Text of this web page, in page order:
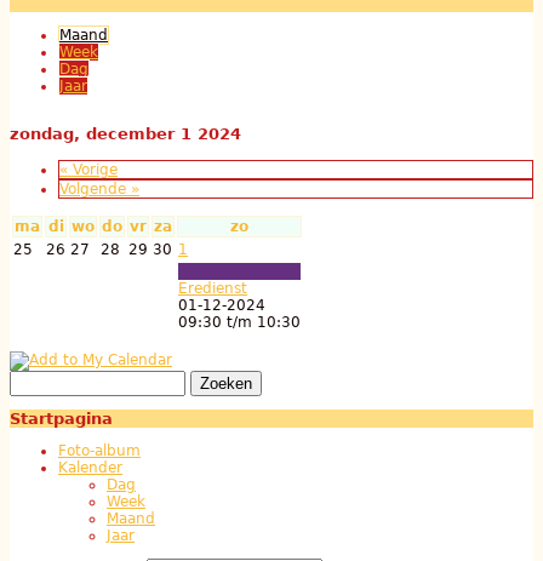
Maand
Week
Dag
Jaar
zondag, december 1 2024
« Vorige
Volgende »
ma di wo do vr za
zo
25
26 27 28 29 30 1
Eredienst
01-12-2024
09:30 t/m 10:30
Zoekveld
Startpagina
Foto-album
Kalender
Dag
Week
Maand
Jaar